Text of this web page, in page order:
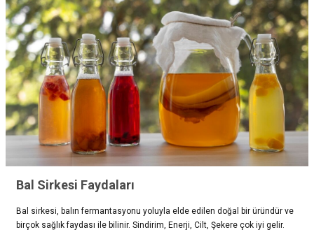
Bal Sirkesi Faydaları
Bal sirkesi, balın fermantasyonu yoluyla elde edilen doğal bir üründür ve
birçok sağlık faydası ile bilinir. Sindirim, Enerji, Cilt, Şekere çok iyi gelir.